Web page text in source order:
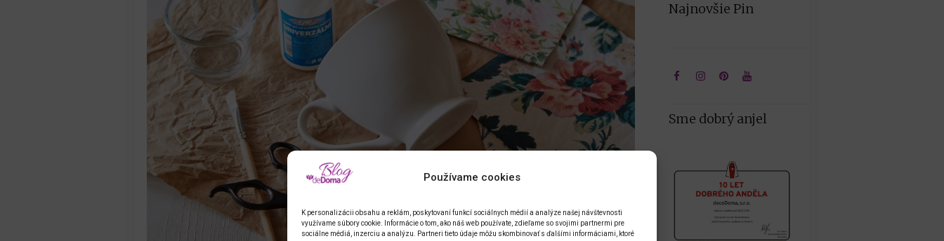
Používame cookies
K personalizácii obsahu a reklám, poskytovaní funkcí sociálnych médií a analýze našej návštevnosti
využívame súbory cookie. Informácie o tom, ako náš web používate, zdieľame so svojimi partnermi pre
sociálne médiá, inzerciu a analýzu. Partneri tieto údaje môžu skombinovať s ďalšími informáciami, ktoré
Najnovšie Pin
Sme dobrý anjel